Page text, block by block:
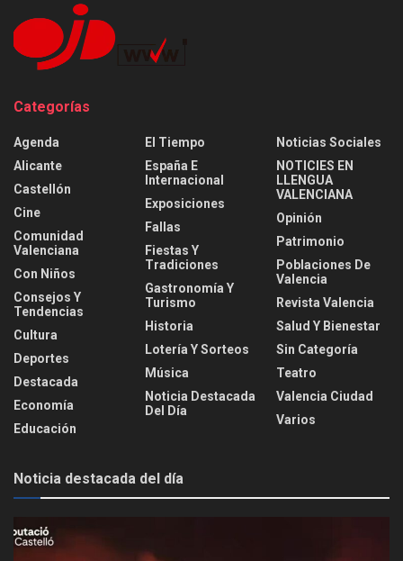
Categorías
Agenda
Alicante
Castellón
Cine
Comunidad
Valenciana
Con Niños
Consejos Y
Tendencias
Cultura
Deportes
Destacada
Economía
Educación
El Tiempo
España E
Internacional
Exposiciones
Fallas
Fiestas Y
Tradiciones
Gastronomía Y
Turismo
Historia
Lotería Y Sorteos
Música
Noticia Destacada
Del Día
Noticias Sociales
NOTICIES EN
LLENGUA
VALENCIANA
Opinión
Patrimonio
Poblaciones De
Valencia
Revista Valencia
Salud Y Bienestar
Sin Categoría
Teatro
Valencia Ciudad
Varios
Noticia destacada del día